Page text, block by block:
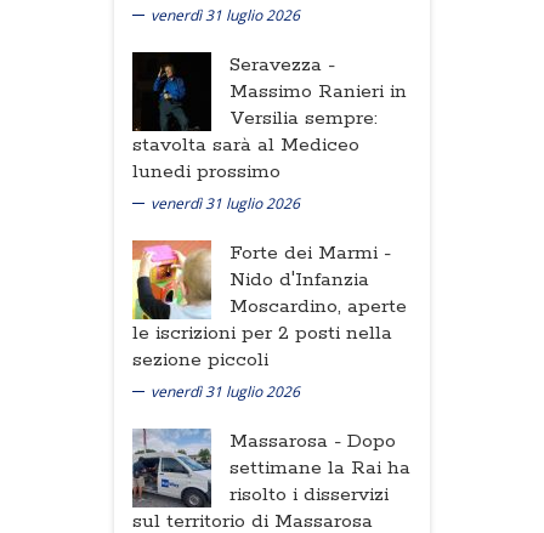
venerdì 31 luglio 2026
Seravezza -
Massimo Ranieri in
Versilia sempre:
stavolta sarà al Mediceo
lunedi prossimo
venerdì 31 luglio 2026
Forte dei Marmi -
Nido d'Infanzia
Moscardino, aperte
le iscrizioni per 2 posti nella
sezione piccoli
venerdì 31 luglio 2026
Massarosa - Dopo
settimane la Rai ha
risolto i disservizi
sul territorio di Massarosa